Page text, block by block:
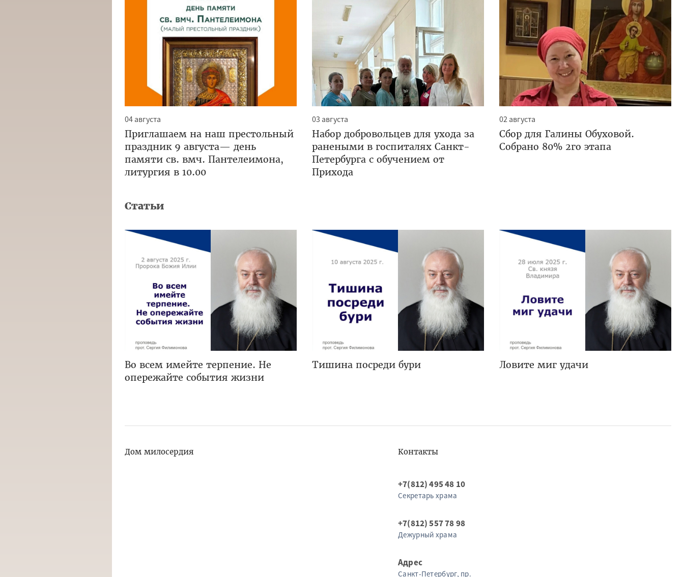
04 августа
Приглашаем на наш престольный
праздник 9 августа— день
памяти св. вмч. Пантелеимона,
литургия в 10.00
03 августа
Набор добровольцев для ухода за
ранеными в госпиталях Санкт-
Петербурга с обучением от
Прихода
02 августа
Сбор для Галины Обуховой.
Собрано 80% 2го этапа
Статьи
Во всем имейте терпение. Не
опережайте события жизни
Тишина посреди бури Ловите миг удачи
Дом милосердия Контакты
+7(812) 495 48 10
Секретарь храма
+7(812) 557 78 98
Дежурный храма
Адрес
Санкт-Петербург, пр.